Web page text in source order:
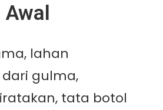
Awal
lahan
gulma,
tata botol